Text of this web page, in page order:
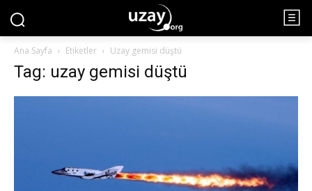
Ana Sayfa Etiketler Uzay gemisi düştü
Tag: uzay gemisi düştü